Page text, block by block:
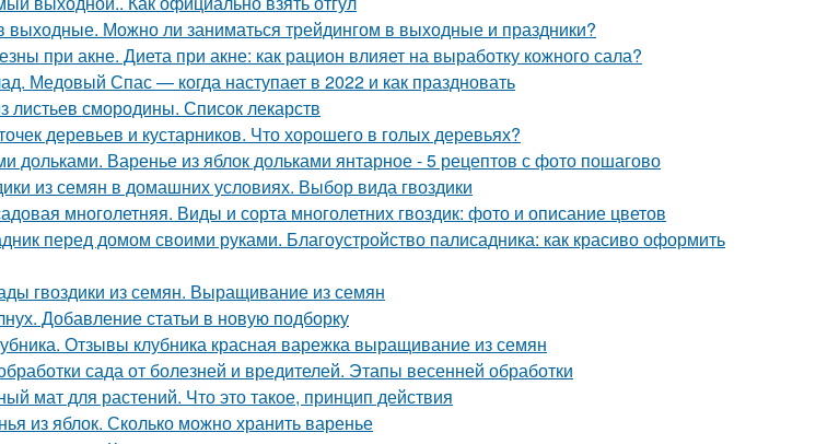
выходные. Можно ли заниматься трейдингом в выходные и праздники?
при акне. Диета при акне: как рацион влияет на выработку кожного сала?
Медовый Спас — когда наступает в 2022 и как праздновать
листьев смородины. Список лекарств
деревьев и кустарников. Что хорошего в голых деревьях?
дольками. Варенье из яблок дольками янтарное - 5 рецептов с фото пошагово
из семян в домашних условиях. Выбор вида гвоздики
многолетняя. Виды и сорта многолетних гвоздик: фото и описание цветов
перед домом своими руками. Благоустройство палисадника: как красиво оформить
гвоздики из семян. Выращивание из семян
Добавление статьи в новую подборку
Отзывы клубника красная варежка выращивание из семян
сада от болезней и вредителей. Этапы весенней обработки
мат для растений. Что это такое, принцип действия
из яблок. Сколько можно хранить варенье